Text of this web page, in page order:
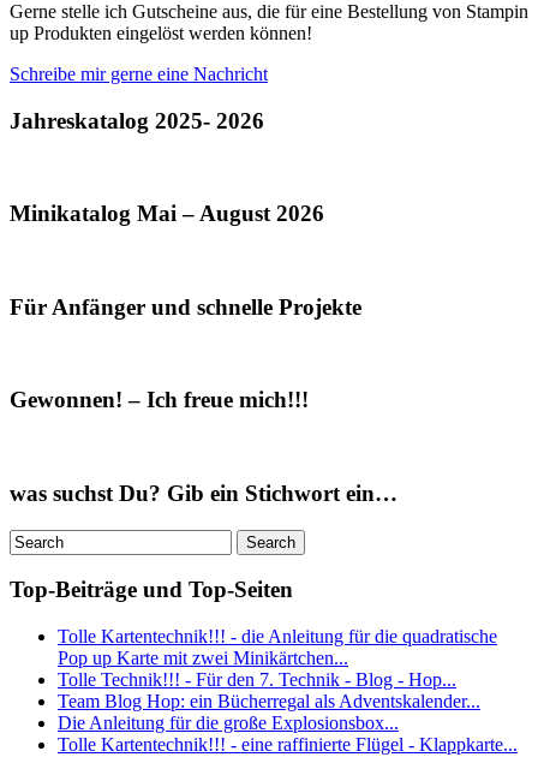
Gerne stelle ich Gutscheine aus, die für eine Bestellung von Stampin
up Produkten eingelöst werden können!
Schreibe mir gerne eine Nachricht
Jahreskatalog 2025- 2026
Minikatalog Mai – August 2026
Für Anfänger und schnelle Projekte
Gewonnen! – Ich freue mich!!!
was suchst Du? Gib ein Stichwort ein…
Top-Beiträge und Top-Seiten
Tolle Kartentechnik!!! - die Anleitung für die quadratische
Pop up Karte mit zwei Minikärtchen...
Tolle Technik!!! - Für den 7. Technik - Blog - Hop...
Team Blog Hop: ein Bücherregal als Adventskalender...
Die Anleitung für die große Explosionsbox...
Tolle Kartentechnik!!! - eine raffinierte Flügel - Klappkarte...